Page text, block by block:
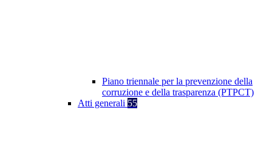
Piano triennale per la prevenzione della
corruzione e della trasparenza (PTPCT)
Atti generali 55